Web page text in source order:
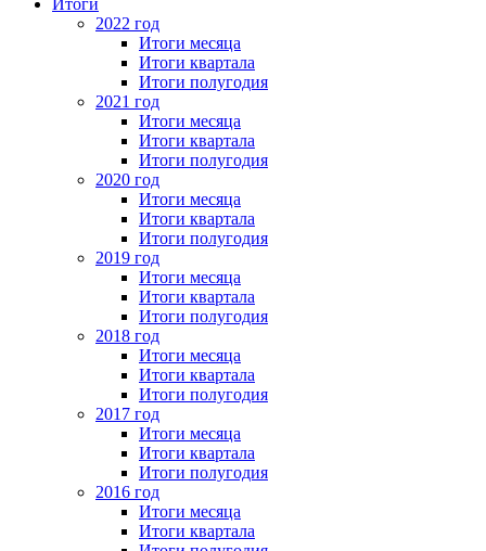
2022 год
Итоги месяца
Итоги квартала
Итоги полугодия
2021 год
Итоги месяца
Итоги квартала
Итоги полугодия
2020 год
Итоги месяца
Итоги квартала
Итоги полугодия
2019 год
Итоги месяца
Итоги квартала
Итоги полугодия
2018 год
Итоги месяца
Итоги квартала
Итоги полугодия
2017 год
Итоги месяца
Итоги квартала
Итоги полугодия
2016 год
Итоги месяца
Итоги квартала